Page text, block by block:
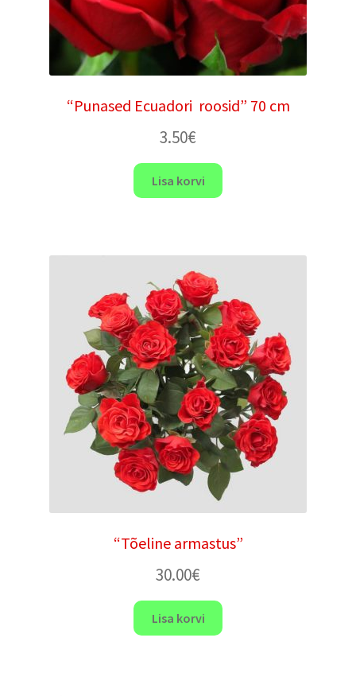
“Punased Ecuadori roosid” 70 cm
3.50€
Lisa korvi
“Tõeline armastus”
30.00€
Lisa korvi